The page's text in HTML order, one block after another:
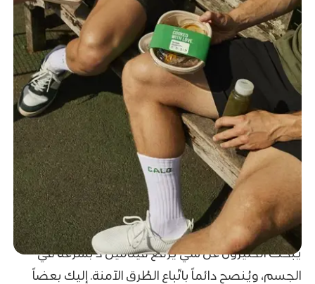
يبحث الكثيرون عن شي يرفع فيتامين د بسرعة في
الجسم، ويُنصح دائماً باتّباع الطُرق الآمنة. إليك بعضاً